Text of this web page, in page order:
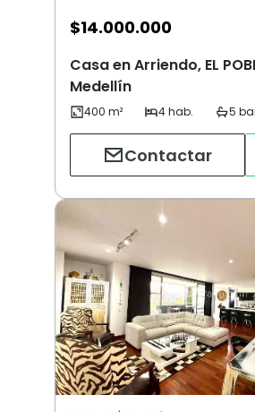
$14.000.000
Casa en Arriendo, EL
Medellín
Contactar